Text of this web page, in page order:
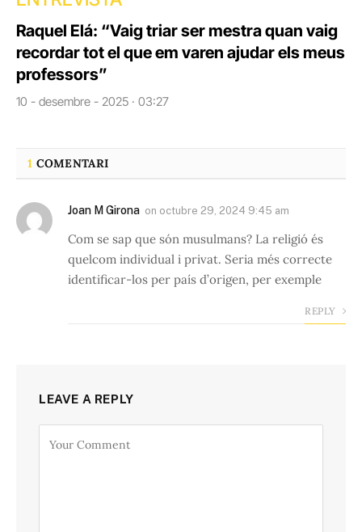
Raquel Elá: “Vaig triar ser mestra quan vaig
recordar tot el que em varen ajudar els meus
professors”
10 - desembre - 2025 · 03:27
1 COMENTARI
Joan M Girona on octubre 29, 2024 9:45 am
Com se sap que són musulmans? La religió és
quelcom individual i privat. Seria més correcte
identificar-los per país d’origen, per exemple
REPLY
LEAVE A REPLY